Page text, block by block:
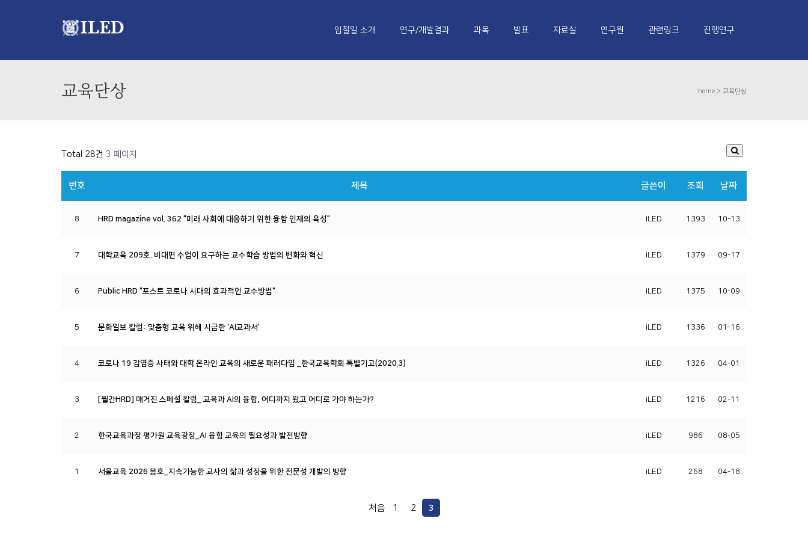
임철일 소개 연구/개발결과 과목 발표 자료실 연구원 관련링크 진행연구
교육단상 home > 교육단상
Total 28건 3 페이지
번호 제목 글쓴이 조회 날짜
8 HRD magazine vol. 362 "미래 사회에 대응하기 위한 융합 인재의 육성" iLED 1393 10-13
7 대학교육 209호. 비대면 수업이 요구하는 교수학습 방법의 변화와 혁신 iLED 1379 09-17
6 Public HRD "포스트 코로나 시대의 효과적인 교수방법" iLED 1375 10-09
5 문화일보 칼럼: 맞춤형 교육 위해 시급한 'AI교과서' iLED 1336 01-16
4 코로나 19 감염증 사태와 대학 온라인 교육의 새로운 패러다임 _한국교육학회 특별기고(2020.3) iLED 1326 04-01
3 [월간HRD] 매거진 스페셜 칼럼_ 교육과 AI의 융합, 어디까지 왔고 어디로 가야 하는가? iLED 1216 02-11
2 한국교육과정 평가원 교육광장_AI 융합 교육의 필요성과 발전방향 iLED 986 08-05
1 서울교육 2026 봄호_지속가능한 교사의 삶과 성장을 위한 전문성 개발의 방향 iLED 268 04-18
처음 1 2 3